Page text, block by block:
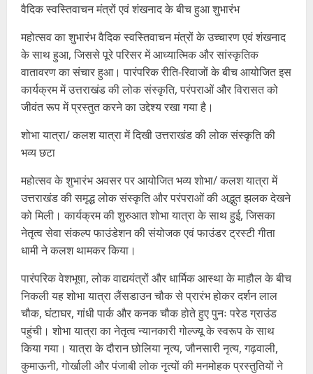
वैदिक स्वस्तिवाचन मंत्रों एवं शंखनाद के बीच हुआ शुभारंभ
महोत्सव का शुभारंभ वैदिक स्वस्तिवाचन मंत्रों के उच्चारण एवं शंखनाद
के साथ हुआ, जिससे पूरे परिसर में आध्यात्मिक और सांस्कृतिक
वातावरण का संचार हुआ। पारंपरिक रीति-रिवाजों के बीच आयोजित इस
कार्यक्रम में उत्तराखंड की लोक संस्कृति, परंपराओं और विरासत को
जीवंत रूप में प्रस्तुत करने का उद्देश्य रखा गया है।
शोभा यात्रा/ कलश यात्रा में दिखी उत्तराखंड की लोक संस्कृति की
भव्य छटा
महोत्सव के शुभारंभ अवसर पर आयोजित भव्य शोभा/ कलश यात्रा में
उत्तराखंड की समृद्ध लोक संस्कृति और परंपराओं की अद्भुत झलक देखने
को मिली। कार्यक्रम की शुरुआत शोभा यात्रा के साथ हुई, जिसका
नेतृत्व सेवा संकल्प फाउंडेशन की संयोजक एवं फाउंडर ट्रस्टी गीता
धामी ने कलश थामकर किया।
पारंपरिक वेशभूषा, लोक वाद्ययंत्रों और धार्मिक आस्था के माहौल के बीच
निकली यह शोभा यात्रा लैंसडाउन चौक से प्रारंभ होकर दर्शन लाल
चौक, घंटाघर, गांधी पार्क और कनक चौक होते हुए पुनः परेड ग्राउंड
पहुंची। शोभा यात्रा का नेतृत्व न्यानकारी गोल्ज्यू के स्वरूप के साथ
किया गया। यात्रा के दौरान छोलिया नृत्य, जौनसारी नृत्य, गढ़वाली,
कुमाऊनी, गोर्खाली और पंजाबी लोक नृत्यों की मनमोहक प्रस्तुतियों ने